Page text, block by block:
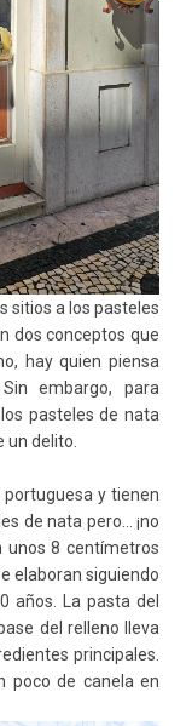
sitios a los pasteles
dos conceptos que
hay quien piensa
embargo, para
pasteles de nata
un delito.
y tienen
de nata pero… ¡no
unos 8 centímetros
elaboran siguiendo
años. La pasta del
del relleno lleva
principales.
poco de canela en